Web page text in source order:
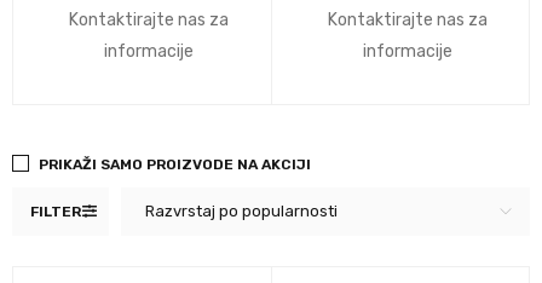
Kontaktirajte nas za
informacije
Kontaktirajte nas za
informacije
FILTER Razvrstaj po popularnosti
PRIKAŽI SAMO PROIZVODE NA AKCIJI